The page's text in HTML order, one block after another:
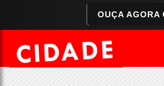
OUÇA AGORA